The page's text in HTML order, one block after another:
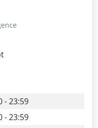
- 23:59
- 23:59